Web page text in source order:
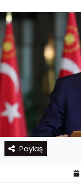
Paylaş
Haber Arşivi